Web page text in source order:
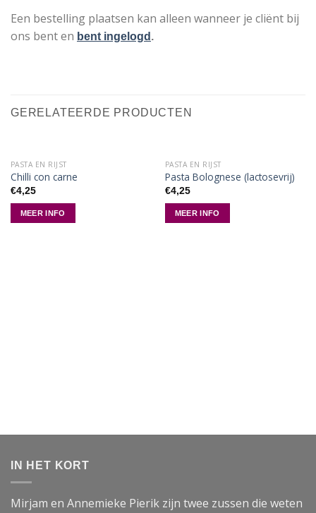
Een bestelling plaatsen kan alleen wanneer je cliënt bij
ons bent en bent ingelogd .
GERELATEERDE PRODUCTEN
PASTA EN RIJST
Chilli con carne
€4,25
MEER INFO
PASTA EN RIJST
Pasta Bolognese (lactosevrij)
€4,25
MEER INFO
IN HET KORT
Mirjam en Annemieke Pierik zijn twee zussen die weten